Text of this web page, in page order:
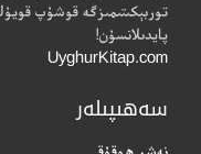
توربېكىتىمىزگە قوشۇپ
پايدىلانسۇن!
UyghurKitap.com
سەھىپىلەر
نەشر ھوقۇقى